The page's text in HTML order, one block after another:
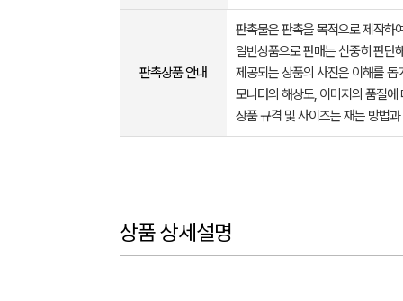
판촉상품 안내
판촉물은 판촉을 목적으로 제작하
일반상품으로 판매는 신중히 판단
제공되는 상품의 사진은 이해를
모니터의 해상도, 이미지의 품질
상품 규격 및 사이즈는 재는 방법
상품 상세설명